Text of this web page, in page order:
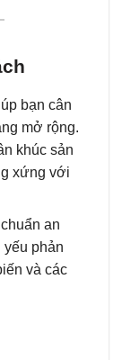
bạn cân
mở rộng.
khúc sản
xứng với
an
phản
và các